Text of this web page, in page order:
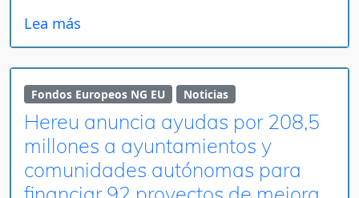
Lea más
Fondos Europeos NG EU Noticias
Hereu anuncia ayudas por 208,5
millones a ayuntamientos y
comunidades autónomas para